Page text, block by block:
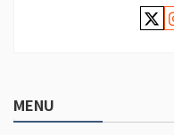
MENU